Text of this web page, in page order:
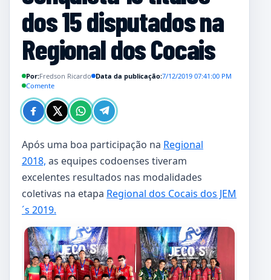
dos 15 disputados na
Regional dos Cocais
Por:Fredson Ricardo Data da publicação:7/12/2019 07:41:00 PM
Comente
Após uma boa participação na Regional
2018, as equipes codoenses tiveram
excelentes resultados nas modalidades
coletivas na etapa Regional dos Cocais dos JEM
´s 2019.